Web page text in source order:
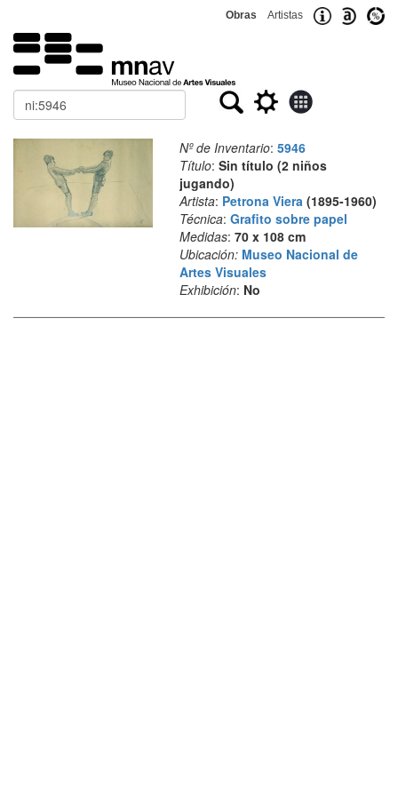
Obras Artistas
Buscar
Nº de Inventario: 5946
Título: Sin título (2 niños
jugando)
Artista: Petrona Viera(1895-1960)
Técnica: Grafito sobre papel
Medidas: 70 x 108 cm
Ubicación: Museo Nacional de
Artes Visuales
Exhibición: No